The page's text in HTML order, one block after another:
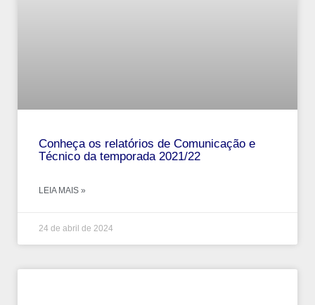
Conheça os relatórios de Comunicação e
Técnico da temporada 2021/22
LEIA MAIS »
24 de abril de 2024